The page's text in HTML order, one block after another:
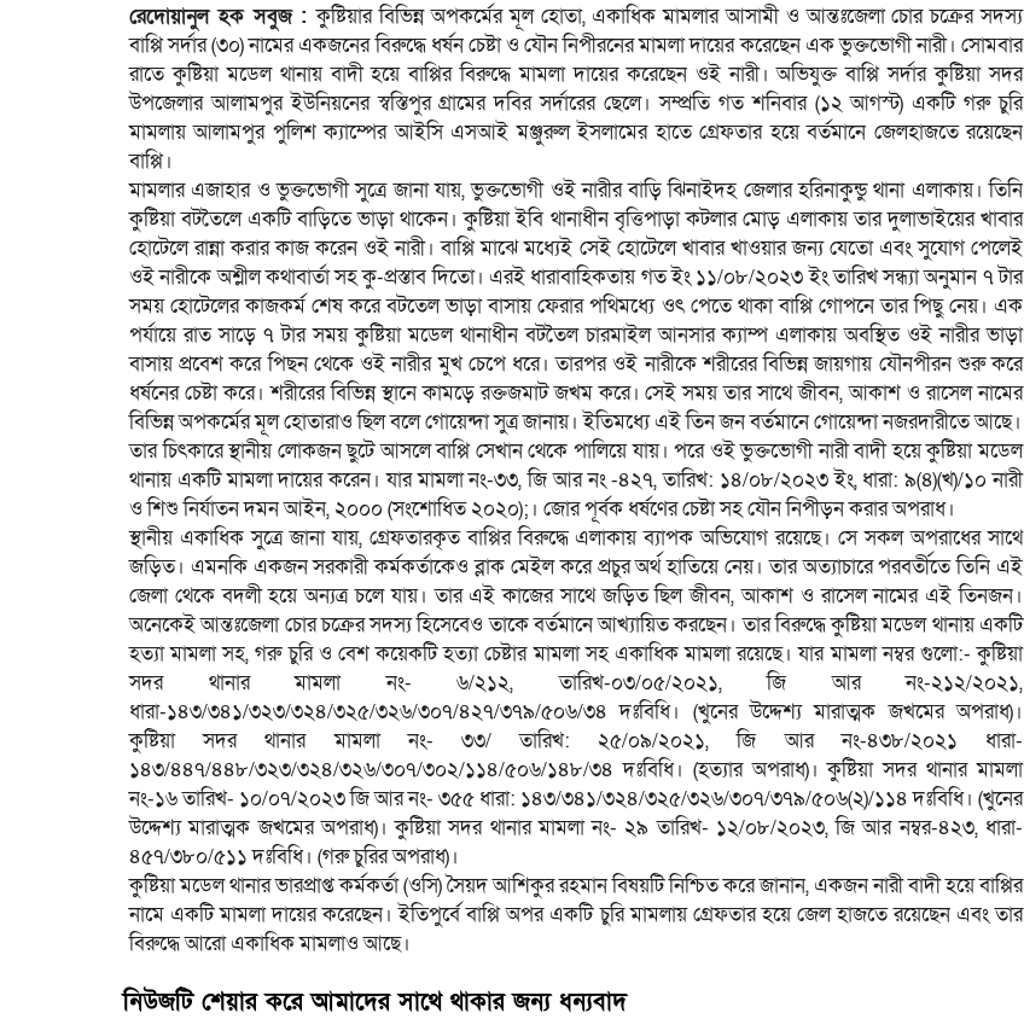
রেদোয়ানুল হক সবুজ :কুষ্টিয়ার বিভিন্ন অপকর্মের মূল হোতা, একাধিক মামলার আসামী ও আন্তঃজেলা চোর চক্রের সদস্য
বাপ্পি সর্দার (৩০) নামের একজনের বিরুদ্ধে ধর্ষন চেষ্টা ও যৌন নিপীরনের মামলা দায়ের করেছেন এক ভুক্তভোগী নারী। সোমবার
রাতে কুষ্টিয়া মডেল থানায় বাদী হয়ে বাপ্পির বিরুদ্ধে মামলা দায়ের করেছেন ওই নারী। অভিযুক্ত বাপ্পি সর্দার কুষ্টিয়া সদর
উপজেলার আলামপুর ইউনিয়নের স্বস্তিপুর গ্রামের দবির সর্দারের ছেলে। সম্প্রতি গত শনিবার (১২ আগস্ট) একটি গরু চুরি
মামলায় আলামপুর পুলিশ ক্যাম্পের আইসি এসআই মঞ্জুরুল ইসলামের হাতে গ্রেফতার হয়ে বর্তমানে জেলহাজতে রয়েছেন
বাপ্পি।
মামলার এজাহার ও ভুক্তভোগী সুত্রে জানা যায়, ভুক্তভোগী ওই নারীর বাড়ি ঝিনাইদহ জেলার হরিনাকুন্ডু থানা এলাকায়। তিনি
কুষ্টিয়া বটতৈলে একটি বাড়িতে ভাড়া থাকেন। কুষ্টিয়া ইবি থানাধীন বৃত্তিপাড়া কটলার মোড় এলাকায় তার দুলাভাইয়ের খাবার
হোটেলে রান্না করার কাজ করেন ওই নারী। বাপ্পি মাঝে মধ্যেই সেই হোটেলে খাবার খাওয়ার জন্য যেতো এবং সুযোগ পেলেই
ওই নারীকে অশ্লীল কথাবার্তা সহ কু-প্রস্তাব দিতো। এরই ধারাবাহিকতায় গত ইং ১১/০৮/২০২৩ ইং তারিখ সন্ধ্যা অনুমান ৭ টার
সময় হোটেলের কাজকর্ম শেষ করে বটতেল ভাড়া বাসায় ফেরার পথিমধ্যে ওৎ পেতে থাকা বাপ্পি গোপনে তার পিছু নেয়। এক
পর্যায়ে রাত সাড়ে ৭ টার সময় কুষ্টিয়া মডেল থানাধীন বটতৈল চারমাইল আনসার ক্যাম্প এলাকায় অবস্থিত ওই নারীর ভাড়া
বাসায় প্রবেশ করে পিছন থেকে ওই নারীর মুখ চেপে ধরে। তারপর ওই নারীকে শরীরের বিভিন্ন জায়গায় যৌনপীরন শুরু করে
ধর্ষনের চেষ্টা করে। শরীরের বিভিন্ন স্থানে কামড়ে রক্তজমাট জখম করে। সেই সময় তার সাথে জীবন, আকাশ ও রাসেল নামের
বিভিন্ন অপকর্মের মূল হোতারাও ছিল বলে গোয়েন্দা সুত্র জানায়। ইতিমধ্যে এই তিন জন বর্তমানে গোয়েন্দা নজরদারীতে আছে।
তার চিৎকারে স্থানীয় লোকজন ছুটে আসলে বাপ্পি সেখান থেকে পালিয়ে যায়। পরে ওই ভুক্তভোগী নারী বাদী হয়ে কুষ্টিয়া মডেল
থানায় একটি মামলা দায়ের করেন। যার মামলা নং-৩৩, জি আর নং -৪২৭, তারিখ: ১৪/০৮/২০২৩ ইং, ধারা: ৯(৪)(খ)/১০ নারী
ও শিশু নির্যাতন দমন আইন, ২০০০ (সংশোধিত ২০২০);। জোর পূর্বক ধর্ষণের চেষ্টা সহ যৌন নিপীড়ন করার অপরাধ।
স্থানীয় একাধিক সুত্রে জানা যায়, গ্রেফতারকৃত বাপ্পির বিরুদ্ধে এলাকায় ব্যাপক অভিযোগ রয়েছে। সে সকল অপরাধের সাথে
জড়িত। এমনকি একজন সরকারী কর্মকর্তাকেও ব্লাক মেইল করে প্রচুর অর্থ হাতিয়ে নেয়। তার অত্যাচারে পরবর্তীতে তিনি এই
জেলা থেকে বদলী হয়ে অন্যত্র চলে যায়। তার এই কাজের সাথে জড়িত ছিল জীবন, আকাশ ও রাসেল নামের এই তিনজন।
অনেকেই আন্তঃজেলা চোর চক্রের সদস্য হিসেবেও তাকে বর্তমানে আখ্যায়িত করছেন। তার বিরুদ্ধে কুষ্টিয়া মডেল থানায় একটি
হত্যা মামলা সহ, গরু চুরি ও বেশ কয়েকটি হত্যা চেষ্টার মামলা সহ একাধিক মামলা রয়েছে। যার মামলা নম্বর গুলো:- কুষ্টিয়া
সদর থানার মামলা নং- ৬/২১২, তারিখ-০৩/০৫/২০২১, জি আর নং-২১২/২০২১,
ধারা-১৪৩/৩৪১/৩২৩/৩২৪/৩২৫/৩২৬/৩০৭/৪২৭/৩৭৯/৫০৬/৩৪ দঃবিধি। (খুনের উদ্দেশ্য মারাত্মক জখমের অপরাধ)।
কুষ্টিয়া সদর থানার মামলা নং- ৩৩/ তারিখ: ২৫/০৯/২০২১, জি আর নং-৪৩৮/২০২১ ধারা-
১৪৩/৪৪৭/৪৪৮/৩২৩/৩২৪/৩২৬/৩০৭/৩০২/১১৪/৫০৬/১৪৮/৩৪ দঃবিধি। (হত্যার অপরাধ)। কুষ্টিয়া সদর থানার মামলা
নং-১৬ তারিখ- ১০/০৭/২০২৩ জি আর নং- ৩৫৫ ধারা: ১৪৩/৩৪১/৩২৪/৩২৫/৩২৬/৩০৭/৩৭৯/৫০৬(২)/১১৪ দঃবিধি। (খুনের
উদ্দেশ্য মারাত্মক জখমের অপরাধ)। কুষ্টিয়া সদর থানার মামলা নং- ২৯ তারিখ- ১২/০৮/২০২৩, জি আর নম্বর-৪২৩, ধারা-
৪৫৭/৩৮০/৫১১ দঃবিধি। (গরু চুরির অপরাধ)।
কুষ্টিয়া মডেল থানার ভারপ্রাপ্ত কর্মকর্তা (ওসি) সৈয়দ আশিকুর রহমান বিষয়টি নিশ্চিত করে জানান, একজন নারী বাদী হয়ে বাপ্পির
নামে একটি মামলা দায়ের করেছেন। ইতিপুর্বে বাপ্পি অপর একটি চুরি মামলায় গ্রেফতার হয়ে জেল হাজতে রয়েছেন এবং তার
বিরুদ্ধে আরো একাধিক মামলাও আছে।
নিউজটি শেয়ার করে আমাদের সাথে থাকার জন্য ধন্যবাদ